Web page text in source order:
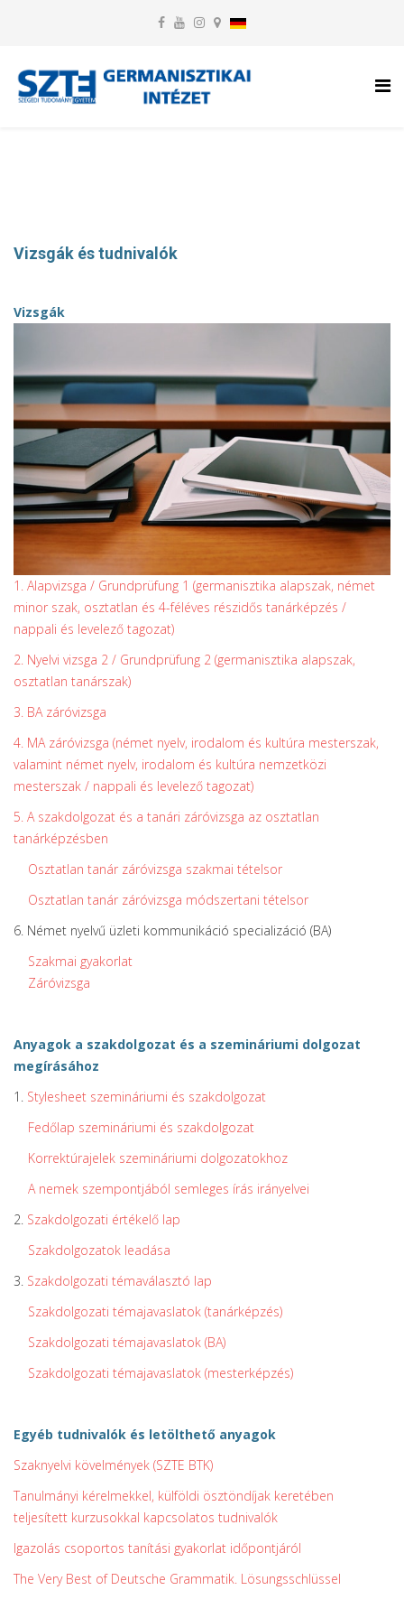
Vizsgák és tudnivalók
Vizsgák
1. Alapvizsga / Grundprüfung 1 (germanisztika alapszak, német
minor szak, osztatlan és 4-féléves részidős tanárképzés /
nappali és levelező tagozat)
2. Nyelvi vizsga 2 / Grundprüfung 2 (germanisztika alapszak,
osztatlan tanárszak)
3. BA záróvizsga
4. MA záróvizsga (német nyelv, irodalom és kultúra mesterszak,
valamint német nyelv, irodalom és kultúra nemzetközi
mesterszak / nappali és levelező tagozat)
5. A szakdolgozat és a tanári záróvizsga az osztatlan
tanárképzésben
Osztatlan tanár záróvizsga szakmai tételsor
Osztatlan tanár záróvizsga módszertani tételsor
6. Német nyelvű üzleti kommunikáció specializáció (BA)
Szakmai gyakorlat
Záróvizsga
Anyagok a szakdolgozat és a szemináriumi dolgozat
megírásához
1. Stylesheet szemináriumi és szakdolgozat
Fedőlap szemináriumi és szakdolgozat
Korrektúrajelek szemináriumi dolgozatokhoz
A nemek szempontjából semleges írás irányelvei
2. Szakdolgozati értékelő lap
Szakdolgozatok leadása
3. Szakdolgozati témaválasztó lap
Szakdolgozati témajavaslatok (tanárképzés)
Szakdolgozati témajavaslatok (BA)
Szakdolgozati témajavaslatok (mesterképzés)
Egyéb tudnivalók és letölthető anyagok
Szaknyelvi kövelmények (SZTE BTK)
Tanulmányi kérelmekkel, külföldi ösztöndíjak keretében
teljesített kurzusokkal kapcsolatos tudnivalók
Igazolás csoportos tanítási gyakorlat időpontjáról
The Very Best of Deutsche Grammatik. Lösungsschlüssel